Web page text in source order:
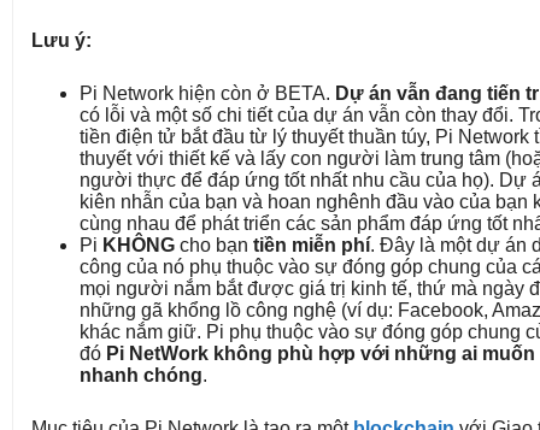
Lưu ý:
Pi Network hiện còn ở BETA. Dự án vẫn đang tiến
có lỗi và một số chi tiết của dự án vẫn còn thay đổi.
tiền điện tử bắt đầu từ lý thuyết thuần túy, Pi Network
thuyết với thiết kế và lấy con người làm trung tâm
người thực để đáp ứng tốt nhất nhu cầu của họ). Dự
kiên nhẫn của bạn và hoan nghênh đầu vào của bạn
cùng nhau để phát triển các sản phẩm đáp ứng tốt
Pi KHÔNG cho bạn tiền miễn phí. Đây là một dự án
công của nó phụ thuộc vào sự đóng góp chung của
mọi người nắm bắt được giá trị kinh tế, thứ mà ngày
những gã khổng lồ công nghệ (ví dụ: Facebook,
khác nắm giữ. Pi phụ thuộc vào sự đóng góp chung
đó Pi NetWork không phù hợp với những ai muốn
nhanh chóng.